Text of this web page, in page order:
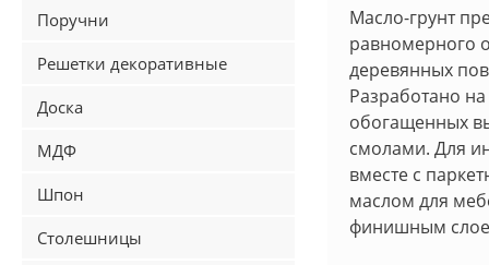
Поручни
Решетки декоративные
Доска
МДФ
Шпон
Столешницы
Масло-грунт
равномерного
деревянных
Разработано
обогащенных
смолами. Для
вместе с
маслом для
финишным